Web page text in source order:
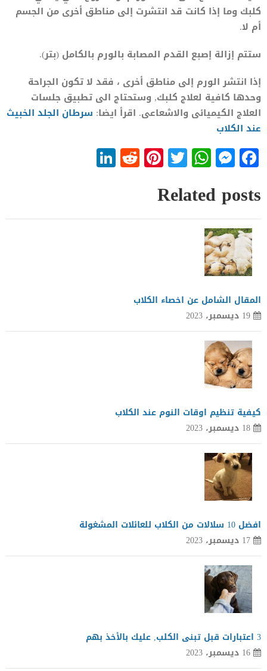
كلبك وما إذا كانت قد انتشرت إلى مناطق أخرى من الجسم
أم لا.
ستتم إزالة إصبع القدم المصابة بالورم بالكامل (بتر).
إذا انتشر الورم إلى مناطق أخرى ، فقد لا تكون الجراحة
وحدها كافية لعلاج كلبك, وستحتاج الى تطبيق جلسات
العلاج الكيميائى والاشعاعى. اقرأ ايضا: سرطان الجلد الخبيث
عند الكلاب
Facebook
Messenger
WhatsApp
Twitter
Pinterest
Reddit
Related posts
المقال الشامل عن اخصاء الكلاب
19 ديسمبر، 2023
كيفية تنظيم اوقات النوم عند الكلاب
18 ديسمبر، 2023
افضل 10 سلالات من الكلاب للعائلات المشغولة
17 ديسمبر، 2023
3 اعتبارات قبل تبنى الكلب, عليك بالأخذ بهم
16 ديسمبر، 2023